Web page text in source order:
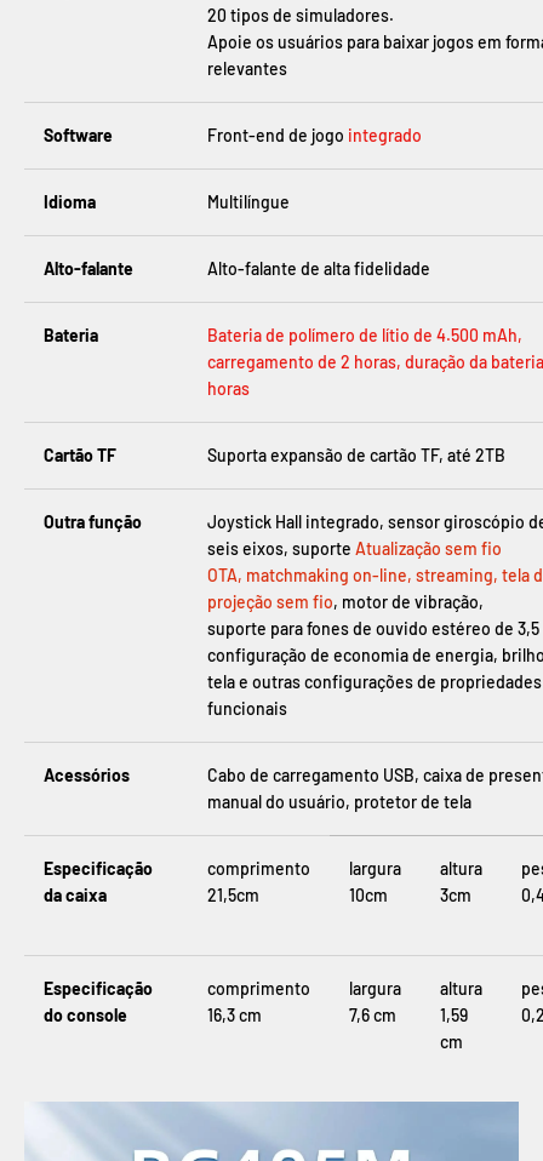
20 tipos de simuladores.
Apoie os usuários para baixar jogos em
relevantes
Software Front-end de jogo integrado
Idioma Multilíngue
Alto-falante Alto-falante de alta fidelidade
Bateria
Bateria de polímero de lítio de 4.500 mAh,
carregamento de 2 horas, duração da
horas
Cartão TF Suporta expansão de cartão TF, até 2TB
Outra função
Joystick Hall integrado, sensor giroscópio
seis eixos, suporte Atualização sem fio
OTA, matchmaking on-line, streaming, tela
projeção sem fio, motor de vibração,
suporte para fones de ouvido estéreo de
configuração de economia de energia,
tela e outras configurações de propriedades
funcionais
Acessórios
Cabo de carregamento USB, caixa de
manual do usuário, protetor de tela
Especificação
da caixa
comprimento
21,5cm
largura
10cm
altura
3cm
Especificação
do console
comprimento
16,3 cm
largura
7,6 cm
altura
1,59
cm